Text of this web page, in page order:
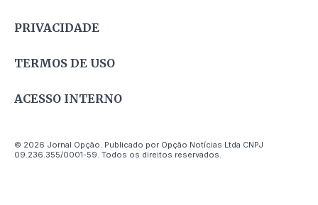
PRIVACIDADE
TERMOS DE USO
ACESSO INTERNO
© 2026 Jornal Opção. Publicado por Opção Notícias Ltda CNPJ
09.236.355/0001-59. Todos os direitos reservados.